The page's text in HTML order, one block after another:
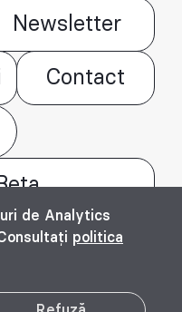
de Analytics
politica
Newsletter
Contact
Beta
Top